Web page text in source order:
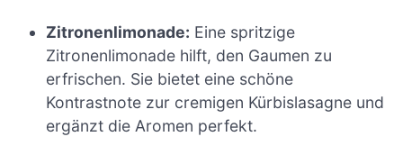
Zitronenlimonade: Eine spritzige
Zitronenlimonade hilft, den Gaumen zu
erfrischen. Sie bietet eine schöne
Kontrastnote zur cremigen Kürbislasagne und
ergänzt die Aromen perfekt.